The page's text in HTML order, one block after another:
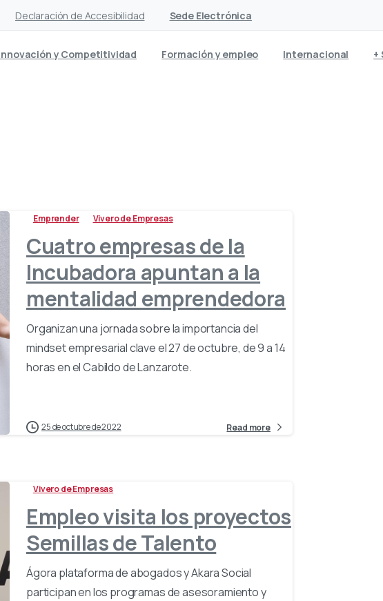
Declaración de Accesibilidad Sede Electrónica
y Competitividad Formación y empleo Internacional +
Emprender Vivero de Empresas
Cuatro empresas de la
Incubadora apuntan a la
mentalidad emprendedora
Organizan una jornada sobre la importancia del
mindset empresarial clave el 27 de octubre, de 9 a 14
horas en el Cabildo de Lanzarote.
25 de octubre de 2022 Read more
Vivero de Empresas
Empleo visita los proyectos
Semillas de Talento
Ágora plataforma de abogados y Akara Social
participan en los programas de asesoramiento y